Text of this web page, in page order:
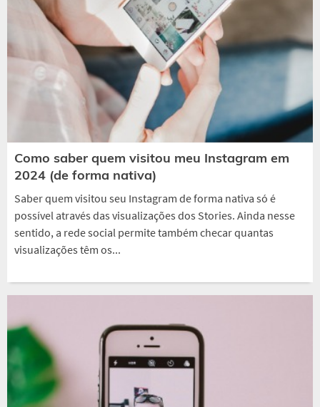
Como saber quem visitou meu Instagram em
2024 (de forma nativa)
Saber quem visitou seu Instagram de forma nativa só é
possível através das visualizações dos Stories. Ainda nesse
sentido, a rede social permite também checar quantas
visualizações têm os...